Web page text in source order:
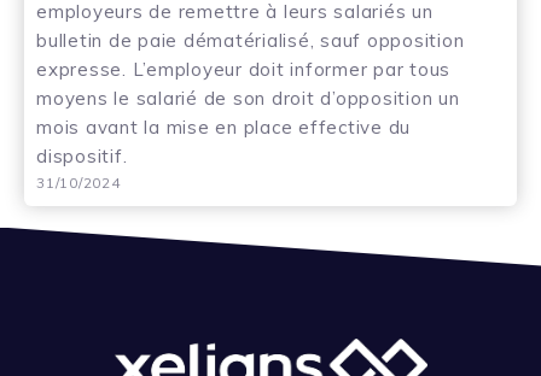
employeurs de remettre à leurs salariés un
bulletin de paie dématérialisé, sauf opposition
expresse. L’employeur doit informer par tous
moyens le salarié de son droit d’opposition un
mois avant la mise en place effective du
dispositif.
31/10/2024